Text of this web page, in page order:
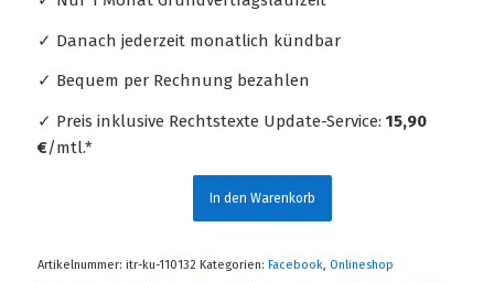
✓ Danach jederzeit monatlich kündbar
✓ Bequem per Rechnung bezahlen
✓ Preis inklusive Rechtstexte Update-Service: 15,90
€/mtl.*
In den Warenkorb
Artikelnummer: itr-ku-110132 Kategorien: Facebook, Onlineshop